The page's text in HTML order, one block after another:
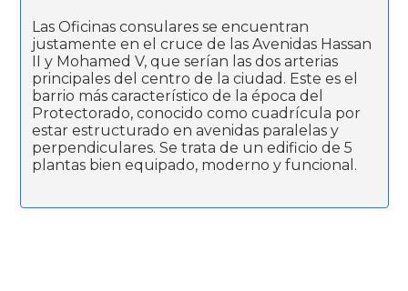
Las Oficinas consulares se encuentran
justamente en el cruce de las Avenidas Hassan
II y Mohamed V, que serían las dos arterias
principales del centro de la ciudad. Este es el
barrio más característico de la época del
Protectorado, conocido como cuadrícula por
estar estructurado en avenidas paralelas y
perpendiculares. Se trata de un edificio de 5
plantas bien equipado, moderno y funcional.